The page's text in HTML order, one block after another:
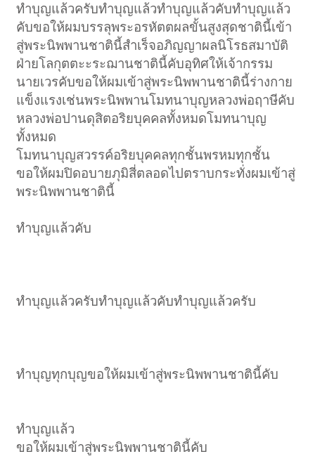
ทำบุญแล้วครับทำบุญแล้วทำบุญแล้วคับทำบุญแล้ว
คับขอให้ผมบรรลุพระอรหัตตผลขั้นสูงสุดชาตินี้เข้า
สู่พระนิพพานชาตินี้สำเร็จอภิญญาผลนิโรธสมาบัติ
ฝ่ายโลกุตตะะระฌานชาตินี้คับอุทิศให้เจ้ากรรม
นายเวรคับขอให้ผมเข้าสู่พระนิพพานชาตินี้ร่างกาย
แข็งแรงเช่นพระนิพพานโมทนาบุญหลวงพ่อฤาษีคับ
หลวงพ่อปานดุสิตอริยบุคคลทั้งหมดโมทนาบุญ
ทั้งหมด
โมทนาบุญสวรรค์อริยบุคคลทุกชั้นพรหมทุกชั้น
ขอให้ผมปิดอบายภุมิสี่ตลอดไปตราบกระทั่งผมเข้าสู่
พระนิพพานชาตินี้
ทำบุญแล้วคับ
ทำบุญแล้วครับทำบุญแล้วคับทำบุญแล้วครับ
ทำบุญทุกบุญขอให้ผมเข้าสู่พระนิพพานชาตินี้คับ
ทำบุญแล้ว
ขอให้ผมเข้าสู่พระนิพพานชาตินี้คับ